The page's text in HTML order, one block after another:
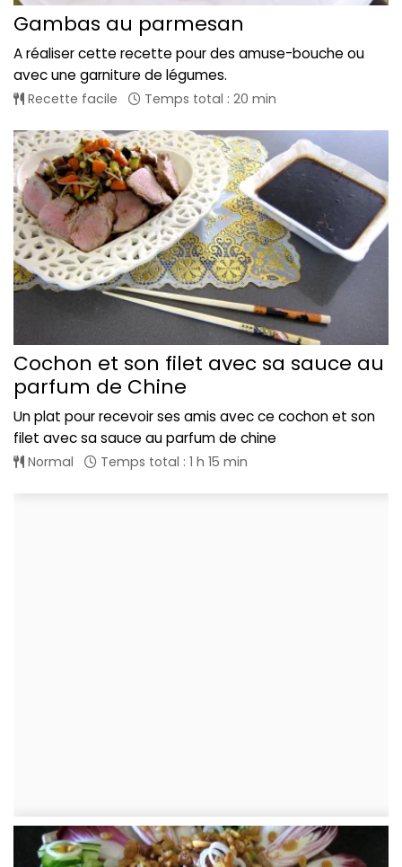
Gambas au parmesan
A réaliser cette recette pour des amuse-bouche ou
avec une garniture de légumes.
Recette facile Temps total : 20 min
Cochon et son filet avec sa sauce au
parfum de Chine
Un plat pour recevoir ses amis avec ce cochon et son
filet avec sa sauce au parfum de chine
Normal Temps total : 1 h 15 min